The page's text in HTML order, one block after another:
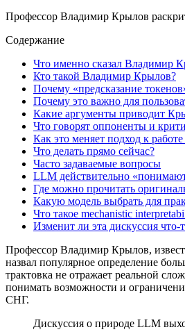
Профессор Владимир Крылов
Содержание
Что именно сказал Владимир
Кто такой Владимир Крылов?
Почему «предсказание
Почему это важно для
Какие аргументы приводит
Что говорят оппоненты и
Как это меняет подход к
Что делать прямо сейчас?
Часто задаваемые вопросы
LLM действительно
Где можно прочитать
Какую модель выбрать для
Что такое mechanistic
Изменит ли эта дискуссия
Профессор Владимир Крылов,
назвал популярное определение
трактовка не отражает реальной
понимать возможности и
СНГ.
Дискуссия о природе LLM